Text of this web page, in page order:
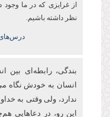
از غرایزی که در ما
نظر داشته باشیم.
درس‌های
بندگی، رابطه‌ای بین
انسان به خودش نگاه
ندارد، ولی وقتی به
این‌ رو، در دعاهایی